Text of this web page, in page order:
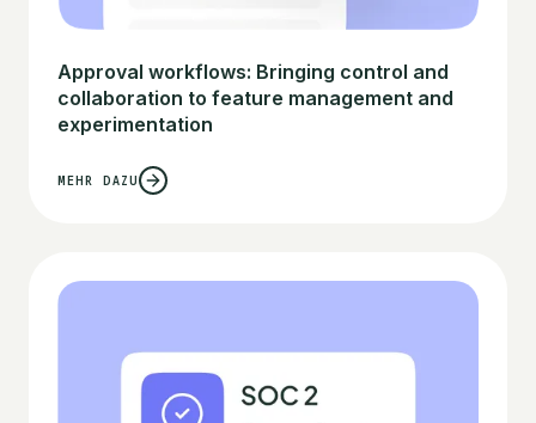
Approval workflows: Bringing control and
collaboration to feature management and
experimentation
MEHR DAZU